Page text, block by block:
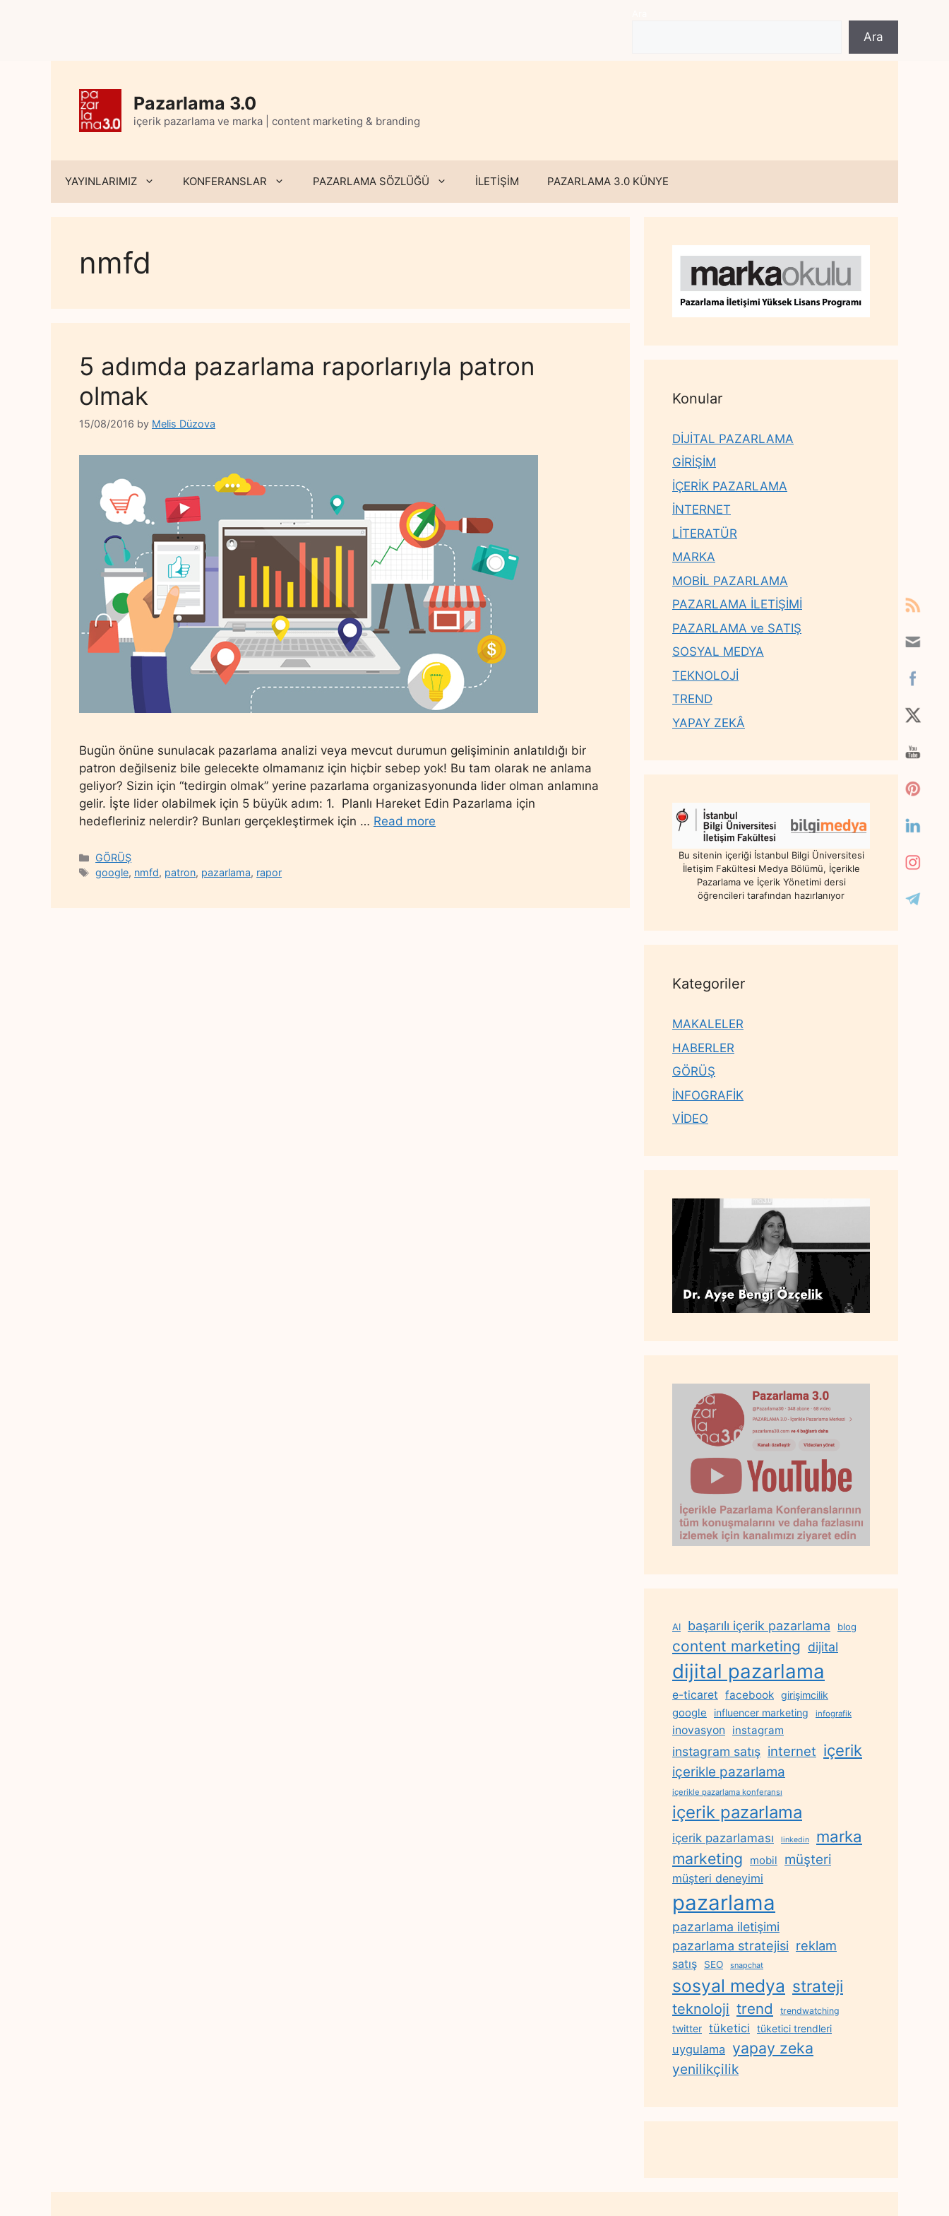
Ara
Pazarlama 3.0
içerik pazarlama ve marka | content marketing & branding
YAYINLARIMIZ KONFERANSLAR PAZARLAMA SÖZLÜĞÜ İLETİŞİM PAZARLAMA 3.0 KÜNYE
nmfd
5 adımda pazarlama raporlarıyla patron
olmak
15/08/2016 by Melis Düzova
Bugün önüne sunulacak pazarlama analizi veya mevcut durumun gelişiminin anlatıldığı bir
patron değilseniz bile gelecekte olmamanız için hiçbir sebep yok! Bu tam olarak ne anlama
geliyor? Sizin için “tedirgin olmak” yerine pazarlama organizasyonunda lider olman anlamına
gelir. İşte lider olabilmek için 5 büyük adım: 1. Planlı Hareket Edin Pazarlama için
hedefleriniz nelerdir? Bunları gerçekleştirmek için … Read more
Categories
GÖRÜŞ
Tags
google, nmfd, patron, pazarlama, rapor
Konular
DİJİTAL PAZARLAMA
GİRİŞİM
İÇERİK PAZARLAMA
İNTERNET
LİTERATÜR
MARKA
MOBİL PAZARLAMA
PAZARLAMA İLETİŞİMİ
PAZARLAMA ve SATIŞ
SOSYAL MEDYA
TEKNOLOJİ
TREND
YAPAY ZEKÂ
Bu sitenin içeriği İstanbul Bilgi Üniversitesi
İletişim Fakültesi Medya Bölümü, İçerikle
Pazarlama ve İçerik Yönetimi dersi
öğrencileri tarafından hazırlanıyor
Kategoriler
MAKALELER
HABERLER
GÖRÜŞ
İNFOGRAFİK
VİDEO
AI başarılı içerik pazarlama blog
content marketing dijital
dijital pazarlama
e-ticaret facebook girişimcilik
google influencer marketing infografik
inovasyon instagram
instagram satış internet içerik
içerikle pazarlama
içerikle pazarlama konferansı
içerik pazarlama
içerik pazarlaması linkedin marka
marketing mobil müşteri
müşteri deneyimi
pazarlama
pazarlama iletişimi
pazarlama stratejisi reklam
satış SEO snapchat
sosyal medya strateji
teknoloji trend trendwatching
twitter tüketici tüketici trendleri
uygulama yapay zeka
yenilikçilik